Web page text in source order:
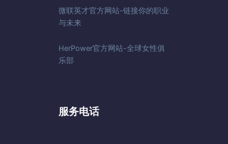
微联英才官方网站-链接你的职业
与未来
HerPower官方网站-全球女性俱
乐部
服务电话